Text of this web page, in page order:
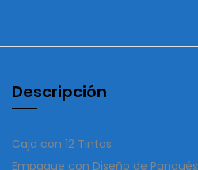
Descripción
Caja con 12 Tintas
Empaque con Diseño de Panqués